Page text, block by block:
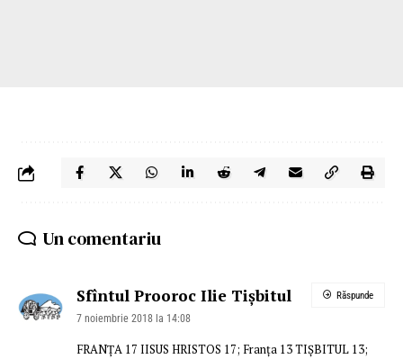
Un comentariu
Sfîntul Prooroc Ilie Tișbitul
7 noiembrie 2018 la 14:08
FRANȚA 17 IISUS HRISTOS 17; Franța 13 TIȘBITUL 13;
Răspunde